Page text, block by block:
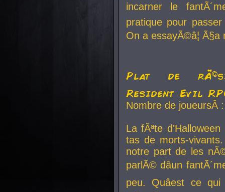
incarner le
pratique pour
On a essayÃ©â¦
Plat de
Resident Evil
Nombre de
La fÃªte
tas de morts-
notre part de les
parlÃ© dâun
peu. Quâest ce